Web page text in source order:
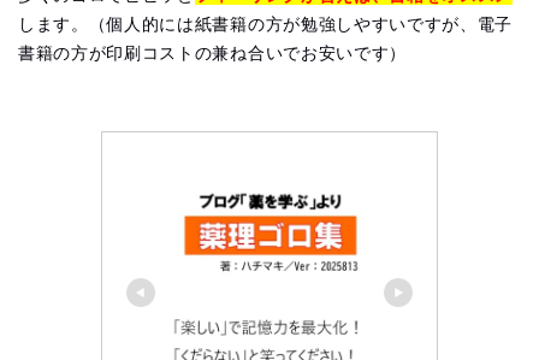
します。（個人的には紙書籍の方が勉強しやすいですが、電子
書籍の方が印刷コストの兼ね合いでお安いです）